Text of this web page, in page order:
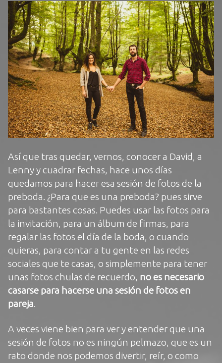
Así que tras quedar, vernos, conocer a David, a
Lenny y cuadrar fechas, hace unos días
quedamos para hacer esa sesión de fotos de la
preboda. ¿Para que es una preboda? pues sirve
para bastantes cosas. Puedes usar las fotos para
la invitación, para un álbum de firmas, para
regalar las fotos el día de la boda, o cuando
quieras, para contar a tu gente en las redes
sociales que te casas, o simplemente para tener
unas fotos chulas de recuerdo, no es necesario
casarse para hacerse una sesión de fotos en
pareja.
A veces viene bien para ver y entender que una
sesión de fotos no es ningún pelmazo, que es un
rato donde nos podemos divertir, reír, o como